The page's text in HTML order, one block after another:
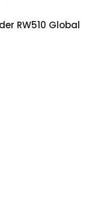
RW510 Global